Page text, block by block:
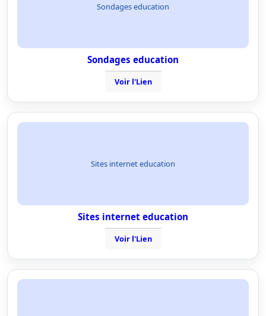
Sondages education
Sondages education
Voir l'Lien
Sites internet education
Sites internet education
Voir l'Lien